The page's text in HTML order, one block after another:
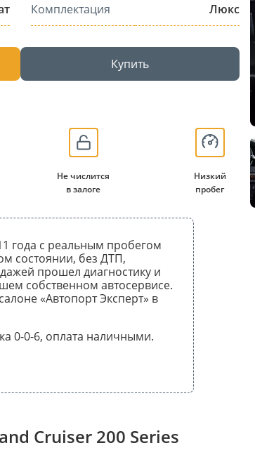
Комплектация Люкс
Купить
Не числится
в залоге
Низкий
пробег
года с реальным пробегом
состоянии, без ДТП,
прошел диагностику и
собственном автосервисе.
«Автопорт Эксперт» в
0-0-6, оплата наличными.
Cruiser 200 Series